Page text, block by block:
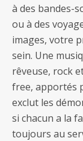
à des bandes-
ou à des
images, votre
sein. Une
rêveuse, rock
free, apportés
exclut les
si chacun a la
toujours au